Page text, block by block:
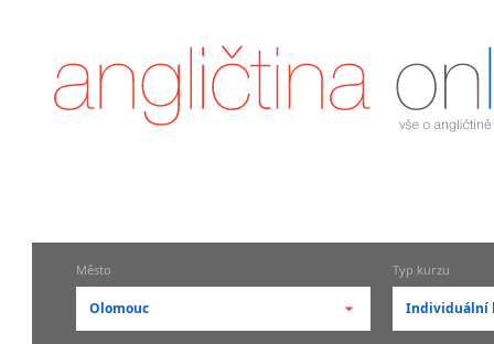
Město
Olomouc
Typ kurzu
Individuální